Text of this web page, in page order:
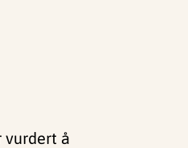
vurdert å